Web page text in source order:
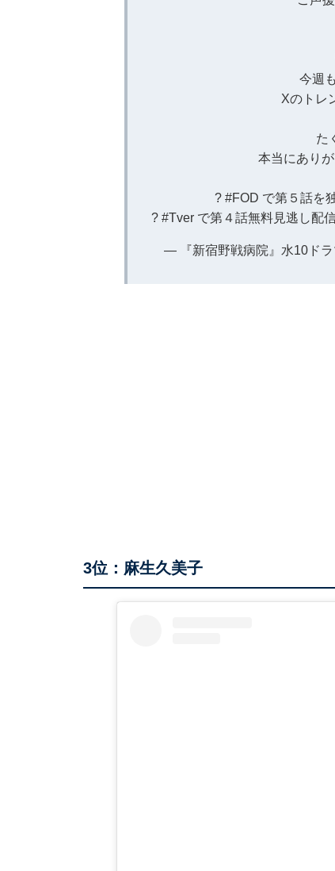
今週
Xのトレ
た
本当にあり
? #FOD で第５話を
? #Tver で第４話無料見逃し配
— 『新宿野戦病院』水10ド
3位：麻生久美子